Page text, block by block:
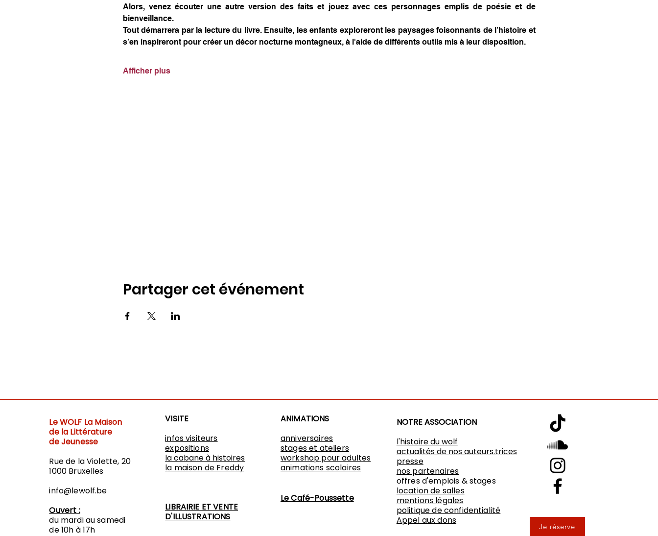
Alors, venez écouter une autre version des faits et jouez avec ces personnages emplis de poésie et de
bienveillance.
Tout démarrera par la lecture du livre. Ensuite, les enfants exploreront les paysages foisonnants de l’histoire et
s’en inspireront pour créer un décor nocturne montagneux, à l'aide de différents outils mis à leur disposition.
Afficher plus
Partager cet événement
Le WOLF La Maison
de la Littérature
de Jeunesse
Rue de la Violette, 20
1000 Bruxelles
info@lewolf.be
Ouvert :
du mardi au samedi
de 10h à 17h
VISITE
infos visiteurs
expositions
​la cabane à histoires
la maison de Freddy
LIBRAIRIE ET VENTE
D'ILLUSTRATIONS
ANIMATIONS
anniversaires
stages et ateliers
workshop pour adultes
animations scolaires
Le Café-Poussette
NOTRE ASSOCIATION
l'histoire du wolf
actualités de nos auteurs.trices
presse
nos partenaires
offres d'emplois & stages
location de salles
mentions légales
politique de confidentialité
Appel aux dons
Je réserve